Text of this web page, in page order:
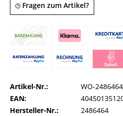
Fragen zum Artikel?
Artikel-Nr.:
WO-2486464
EAN:
Hersteller-Nr.:
2486464